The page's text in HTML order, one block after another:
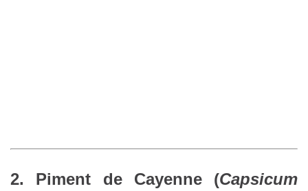
2. Piment de Cayenne (Capsicum